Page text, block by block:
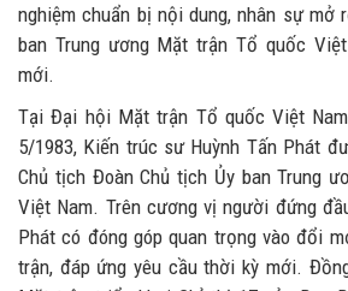
nghiệm chuẩn bị nội dung, nhân sự mở
ban Trung ương Mặt trận Tổ quốc
mới.
Tại Đại hội Mặt trận Tổ quốc Việt
5/1983, Kiến trúc sư Huỳnh Tấn Phát
Chủ tịch Đoàn Chủ tịch Ủy ban Trung
Việt Nam. Trên cương vị người đứng
Phát có đóng góp quan trọng vào đổi
trận, đáp ứng yêu cầu thời kỳ mới.